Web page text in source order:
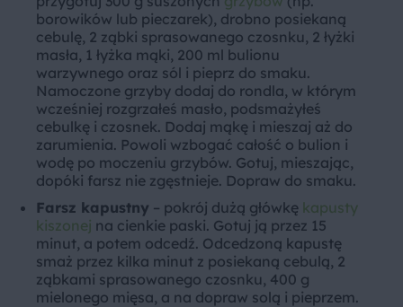
borowików lub pieczarek), drobno posiekaną
cebulę, 2 ząbki sprasowanego czosnku, 2 łyżki
masła, 1 łyżka mąki, 200 ml bulionu
warzywnego oraz sól i pieprz do smaku.
Namoczone grzyby dodaj do rondla, w którym
wcześniej rozgrzałeś masło, podsmażyłeś
cebulkę i czosnek. Dodaj mąkę i mieszaj aż do
zarumienia. Powoli wzbogać całość o bulion i
wodę po moczeniu grzybów. Gotuj, mieszając,
dopóki farsz nie zgęstnieje. Dopraw do smaku.
Farsz kapustny – pokrój dużą główkę kapusty
kiszonej na cienkie paski. Gotuj ją przez 15
minut, a potem odcedź. Odcedzoną kapustę
smaż przez kilka minut z posiekaną cebulą, 2
ząbkami sprasowanego czosnku, 400 g
mielonego mięsa, a na dopraw solą i pieprzem.